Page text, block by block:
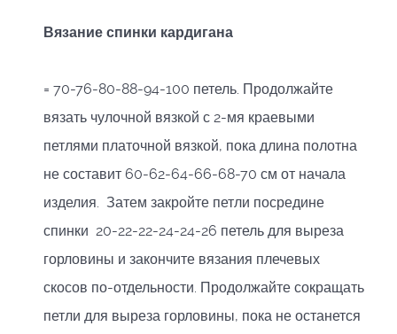
Вязание спинки кардигана
= 70-76-80-88-94-100 петель. Продолжайте
вязать чулочной вязкой с 2-мя краевыми
петлями платочной вязкой, пока длина полотна
не составит 60-62-64-66-68-70 см от начала
изделия. Затем закройте петли посредине
спинки 20-22-22-24-24-26 петель для выреза
горловины и закончите вязания плечевых
скосов по-отдельности. Продолжайте сокращать
петли для выреза горловины, пока не останется